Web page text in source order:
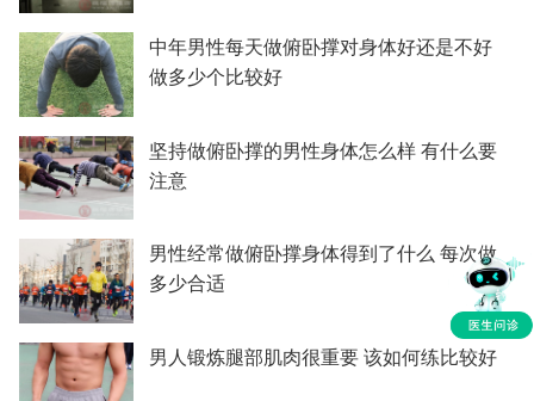
中年男性每天做俯卧撑对身体好还是不好
做多少个比较好
坚持做俯卧撑的男性身体怎么样 有什么要
注意
男性经常做俯卧撑身体得到了什么 每次做
多少合适
男人锻炼腿部肌肉很重要 该如何练比较好